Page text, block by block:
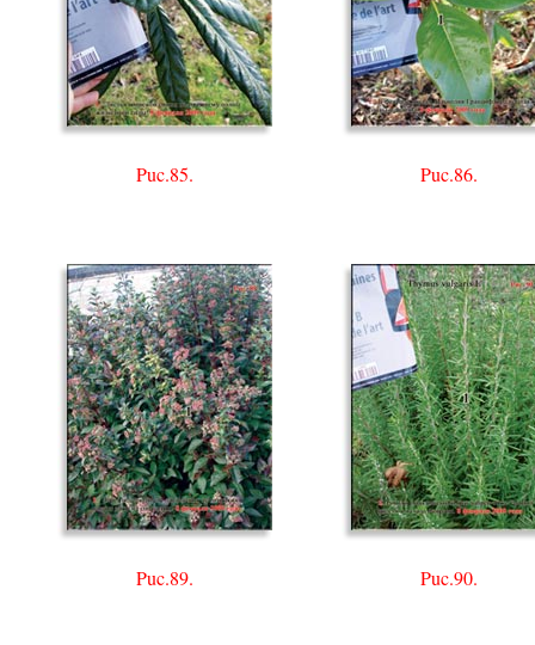
Puc.85. Puc.86.
Puc.89. Puc.90.